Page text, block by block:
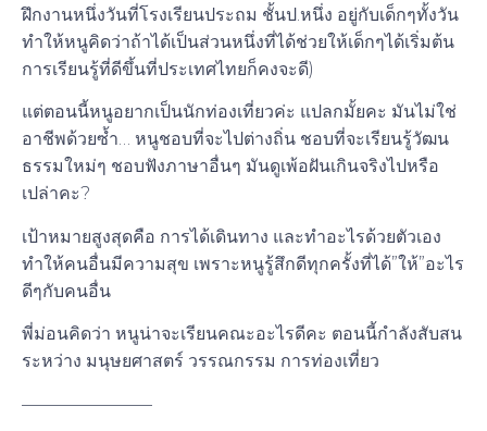
ฝึกงานหนึ่งวันที่โรงเรียนประถม ชั้นป.หนึ่ง อยู่กับเด็กๆทั้งวัน
ทำให้หนูคิดว่าถ้าได้เป็นส่วนหนึ่งที่ได้ช่วยให้เด็กๆได้เริ่มต้น
การเรียนรู้ที่ดีขึ้นที่ประเทศไทยก็คงจะดี)
แต่ตอนนี้หนูอยากเป็นนักท่องเที่ยวค่ะ แปลกมั้ยคะ มันไม่ใช่
อาชีพด้วยซ้ำ… หนูชอบที่จะไปต่างถิ่น ชอบที่จะเรียนรู้วัฒน
ธรรมใหม่ๆ ชอบฟังภาษาอื่นๆ มันดูเพ้อฝันเกินจริงไปหรือ
เปล่าคะ?
เป้าหมายสูงสุดคือ การได้เดินทาง และทำอะไรด้วยตัวเอง
ทำให้คนอื่นมีความสุข เพราะหนูรู้สึกดีทุกครั้งที่ได้”ให้”อะไร
ดีๆกับคนอื่น
พี่ม่อนคิดว่า หนูน่าจะเรียนคณะอะไรดีคะ ตอนนี้กำลังสับสน
ระหว่าง มนุษยศาสตร์ วรรณกรรม การท่องเที่ยว
———————–